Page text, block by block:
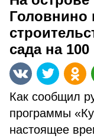
Головнино
сада на 100
Как сообщил
программы
настоящее